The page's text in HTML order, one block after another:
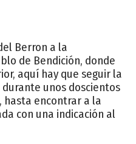
Berron a la
de Bendición, donde
aquí hay que seguir la
unos doscientos
hasta encontrar a la
con una indicación al